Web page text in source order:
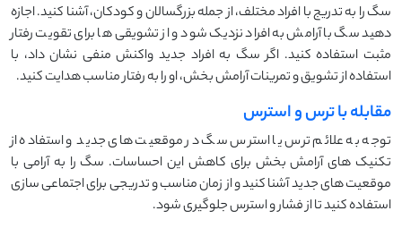
سگ را به تدریج با افراد مختلف، از جمله بزرگسالان و کودکان، آشنا کنید. اجازه
دهید سگ با آرامش به افراد نزدیک شود و از تشویقی‌ ها برای تقویت رفتار
مثبت استفاده کنید. اگر سگ به افراد جدید واکنش منفی نشان داد، با
استفاده از تشویق و تمرینات آرامش ‌بخش، او را به رفتار مناسب هدایت کنید.
مقابله با ترس و استرس
توجه به علائم ترس یا استرس سگ در موقعیت ‌های جدید و استفاده از
تکنیک ‌های آرامش ‌بخش برای کاهش این احساسات. سگ را به آرامی با
موقعیت ‌های جدید آشنا کنید و از زمان مناسب و تدریجی برای اجتماعی ‌سازی
استفاده کنید تا از فشار و استرس جلوگیری شود.